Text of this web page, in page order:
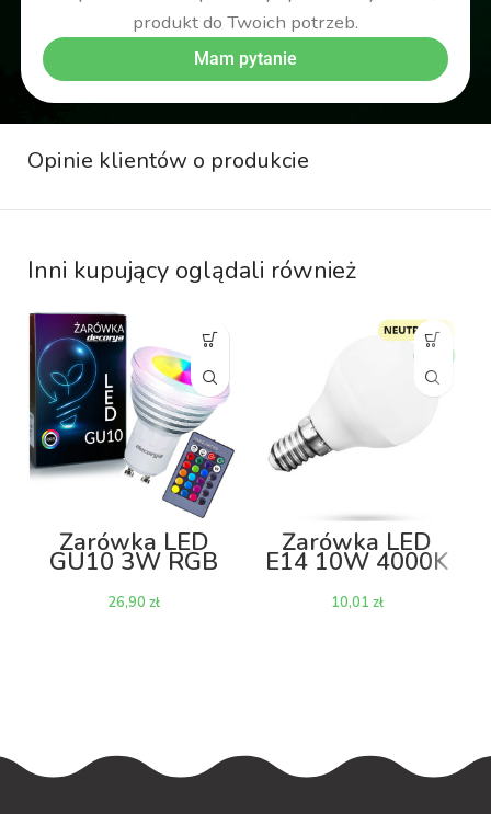
produkt do Twoich potrzeb.
Mam pytanie
Opinie klientów o produkcie
Inni kupujący oglądali również
Żarówka LED
GU10 3W RGB
zł
Żarówka LED
E14 10W 4000K
zł